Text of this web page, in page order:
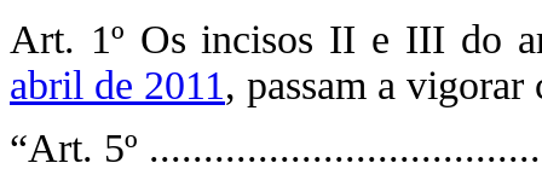
Art. 1º Os incisos II e III do
abril de 2011, passam a vigorar
“Art. 5º